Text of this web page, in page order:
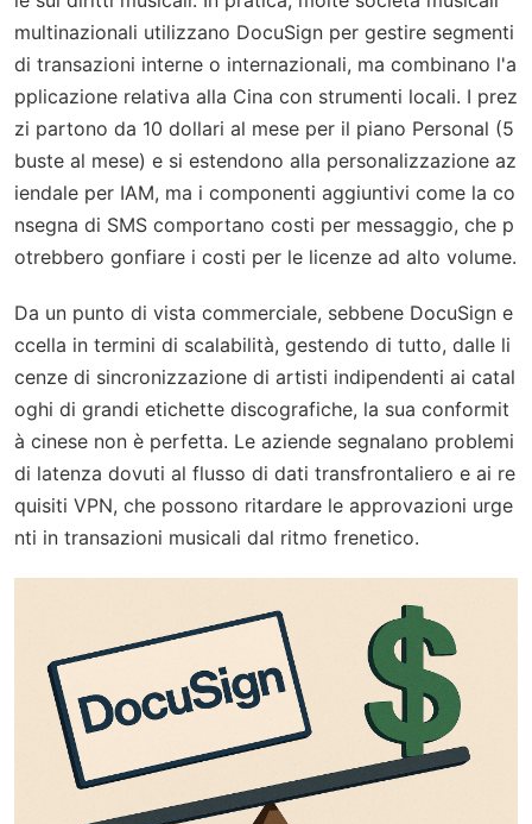
multinazionali utilizzano DocuSign per gestire segmenti
di transazioni interne o internazionali, ma combinano l'a
pplicazione relativa alla Cina con strumenti locali. I prez
zi partono da 10 dollari al mese per il piano Personal (5
buste al mese) e si estendono alla personalizzazione az
iendale per IAM, ma i componenti aggiuntivi come la co
nsegna di SMS comportano costi per messaggio, che p
otrebbero gonfiare i costi per le licenze ad alto volume.
Da un punto di vista commerciale, sebbene DocuSign e
ccella in termini di scalabilità, gestendo di tutto, dalle li
cenze di sincronizzazione di artisti indipendenti ai catal
oghi di grandi etichette discografiche, la sua conformit
à cinese non è perfetta. Le aziende segnalano problemi
di latenza dovuti al flusso di dati transfrontaliero e ai re
quisiti VPN, che possono ritardare le approvazioni urge
nti in transazioni musicali dal ritmo frenetico.